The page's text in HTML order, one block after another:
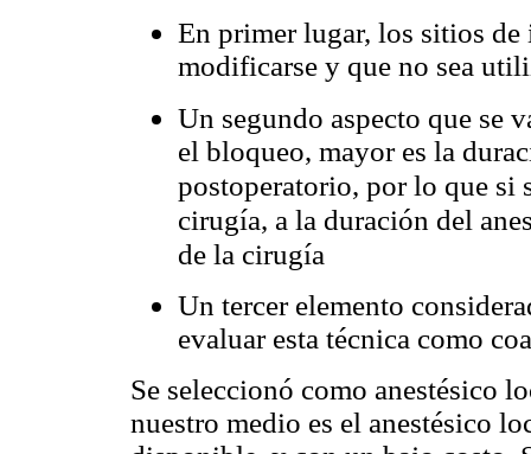
En primer lugar, los sitios
modificarse y que no sea
Un segundo aspecto que se
el bloqueo, mayor es la
postoperatorio, por lo que
cirugía, a la duración del
de la cirugía
Un tercer elemento
evaluar esta técnica como
Se seleccionó como anestésico
nuestro medio es el anestésico